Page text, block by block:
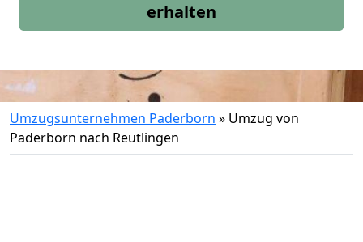
erhalten
Umzugsunternehmen Paderborn » Umzug von
Paderborn nach Reutlingen